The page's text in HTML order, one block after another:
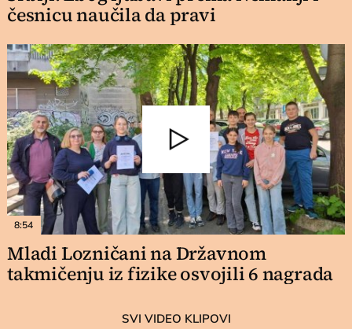
česnicu naučila da pravi
8:54
Mladi Lozničani na Državnom
takmičenju iz fizike osvojili 6 nagrada
SVI VIDEO KLIPOVI